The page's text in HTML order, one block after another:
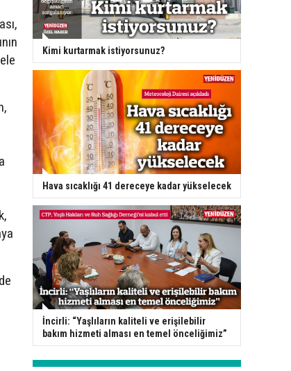
Kimi kurtarmak istiyorsunuz?
Hava sıcaklığı 41 dereceye kadar yükselecek
İncirli: “Yaşlıların kaliteli ve erişilebilir
bakım hizmeti alması en temel önceliğimiz”